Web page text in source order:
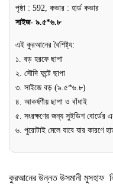
পৃষ্ঠা : 592, কভার : হার্ড কভার
সাইজ- ৯.৫*৬.৮
এই কুরআনের বৈশিষ্ট্য:
১. বড় হরফে ছাপা
২. সৌদি ফন্টে ছাপা
৩. সাইজে বড় (৯.৫*৬.৮)
৪. আকর্ষণীয় ছাপা ও বাঁধাই
৫. সংরক্ষণের জন্য সুইডিশ বোর্ডের
৬. পুরোটাই মেলে যাবে যার কারণে
কুরআনের উন্নত উসমানী মুসহাফ